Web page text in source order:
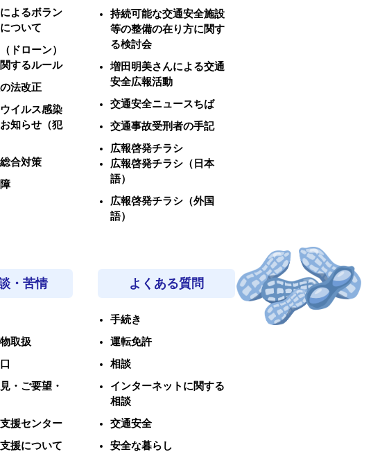
よるボラン
ついて
ドローン）
するルール
法改正
イルス感染
知らせ（犯
合対策
持続可能な交通安全施設
等の整備の在り方に関す
る検討会
増田明美さんによる交通
安全広報活動
交通安全ニュースちば
交通事故受刑者の手記
広報啓発チラシ
広報啓発チラシ（日本
語）
広報啓発チラシ（外国
語）
・苦情
取扱
・ご要望・
援センター
援について
よくある質問
手続き
運転免許
相談
インターネットに関する
相談
交通安全
安全な暮らし